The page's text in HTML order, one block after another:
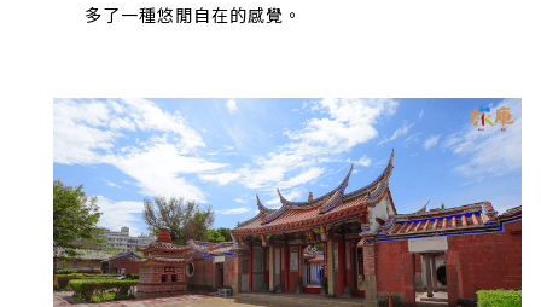
多了一種悠閒自在的感覺。